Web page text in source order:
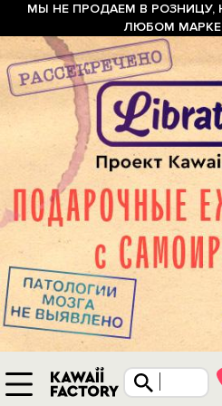
МЫ НЕ ПРОДАЕМ В РОЗНИЦУ,
ЛЮБОМ